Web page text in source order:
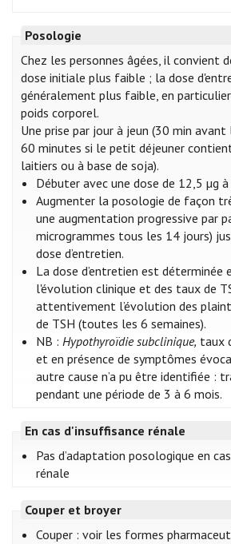
Posologie
Chez les personnes âgées, il convient
dose initiale plus faible ; la dose
généralement plus faible, en
poids corporel.
Une prise par jour à jeun (30 min
60 minutes si le petit déjeuner
laitiers ou à base de soja).
Débuter avec une dose de 12,5 µg
Augmenter la posologie de façon
une augmentation progressive par
microgrammes tous les 14 jours)
dose d’entretien.
La dose d’entretien est déterminée
l'évolution clinique et des taux de
attentivement l’évolution des
de TSH (toutes les 6 semaines).
NB :Hypothyroïdie subclinique, taux
et en présence de symptômes
autre cause n’a pu être identifiée :
pendant une période de 3 à 6 mois.
En cas d'insuffisance rénale
Pas d’adaptation posologique en
rénale
Couper et broyer
Couper : voir les formes